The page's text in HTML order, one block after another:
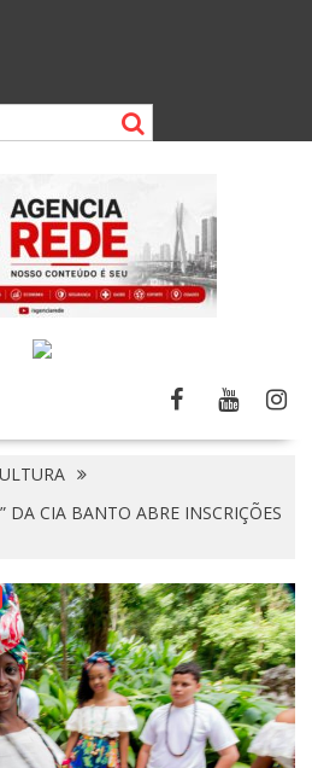
DA CIA BANTO ABRE INSCRIÇÕES